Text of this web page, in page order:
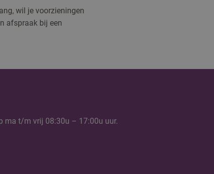
wil je voorzieningen
afspraak bij een
ma t/m vrij 08:30u – 17:00u uur.